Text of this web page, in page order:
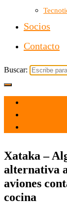
Socios
Contacto
Buscar:
Xataka –
alternativa
aviones
cocina